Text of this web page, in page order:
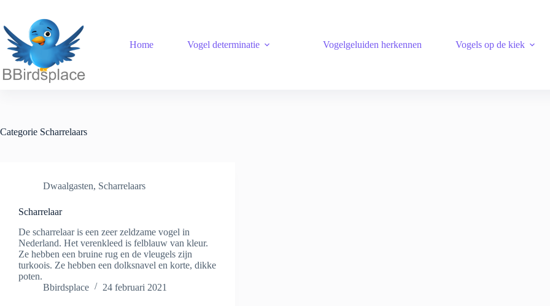
de
inhoud
Home Vogel determinatie Vogelgeluiden herkennen Vogels op de kiek
Categorie Scharrelaars
Dwaalgasten, Scharrelaars
Scharrelaar
De scharrelaar is een zeer zeldzame vogel in
Nederland. Het verenkleed is felblauw van kleur.
Ze hebben een bruine rug en de vleugels zijn
turkoois. Ze hebben een dolksnavel en korte, dikke
poten.
Bbirdsplace
24 februari 2021